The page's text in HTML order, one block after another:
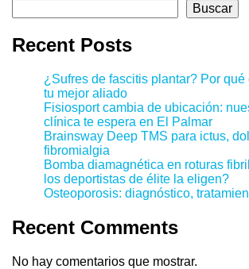
Buscar
Recent Posts
¿Sufres de fascitis plantar? Por qué
tu mejor aliado
Fisiosport cambia de ubicación:
clínica te espera en El Palmar
Brainsway Deep TMS para ictus,
fibromialgia
Bomba diamagnética en roturas
los deportistas de élite la eligen?
Osteoporosis: diagnóstico,
Recent Comments
No hay comentarios que mostrar.